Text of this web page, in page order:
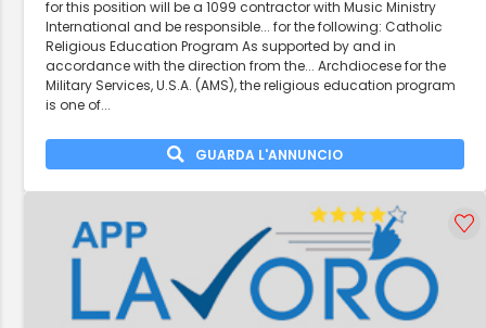
for this position will be a 1099 contractor with Music Ministry
International and be responsible... for the following: Catholic
Religious Education Program As supported by and in
accordance with the direction from the... Archdiocese for the
Military Services, U.S.A. (AMS), the religious education program
is one of...
GUARDA L'ANNUNCIO